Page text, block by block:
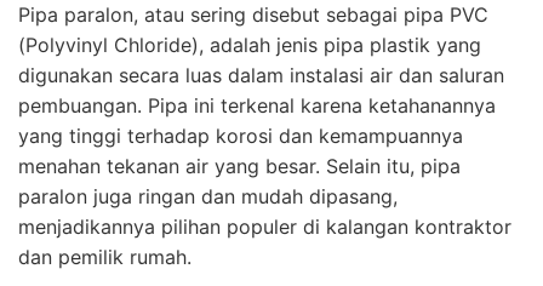
Pipa paralon, atau sering disebut sebagai pipa PVC
(Polyvinyl Chloride), adalah jenis pipa plastik yang
digunakan secara luas dalam instalasi air dan saluran
pembuangan. Pipa ini terkenal karena ketahanannya
yang tinggi terhadap korosi dan kemampuannya
menahan tekanan air yang besar. Selain itu, pipa
paralon juga ringan dan mudah dipasang,
menjadikannya pilihan populer di kalangan kontraktor
dan pemilik rumah.